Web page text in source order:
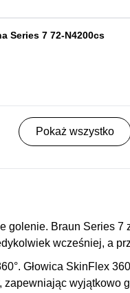
Series 7 72-N4200cs
Pokaż wszystko
golenie. Braun Series 7
wcześniej, a
. Głowica SkinFlex
zapewniając wyjątkowo